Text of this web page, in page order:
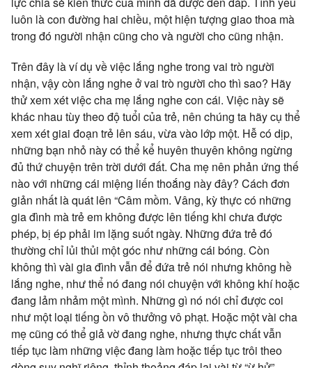
luôn là con đường hai chiều, một hiện tượng giao thoa mà
trong đó người nhận cũng cho và người cho cũng nhận.
Trên đây là ví dụ về việc lắng nghe trong vai trò người
nhận, vậy còn lắng nghe ở vai trò người cho thì sao? Hãy
thử xem xét việc cha mẹ lắng nghe con cái. Việc này sẽ
khác nhau tùy theo độ tuổi của trẻ, nên chúng ta hãy cụ thể
xem xét giai đoạn trẻ lên sáu, vừa vào lớp một. Hễ có dịp,
những bạn nhỏ này có thể kể huyên thuyên không ngừng
đủ thứ chuyện trên trời dưới đất. Cha mẹ nên phản ứng thế
nào với những cái miệng liến thoắng này đây? Cách đơn
giản nhất là quát lên “Câm mồm. Vâng, kỳ thực có những
gia đình mà trẻ em không được lên tiếng khi chưa được
phép, bị ép phải im lặng suốt ngày. Những đứa trẻ đó
thường chỉ lủi thủi một góc như những cái bóng. Còn
không thì vài gia đình vẫn để đứa trẻ nói nhưng không hề
lắng nghe, như thể nó đang nói chuyện với không khí hoặc
đang lảm nhảm một mình. Những gì nó nói chỉ được coi
như một loại tiếng ồn vô thưởng vô phạt. Hoặc một vài cha
mẹ cũng có thể giả vờ đang nghe, nhưng thực chất vẫn
tiếp tục làm những việc đang làm hoặc tiếp tục trôi theo